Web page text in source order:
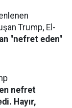
Trump, El-
"nefret eden"
nefret
Hayır,